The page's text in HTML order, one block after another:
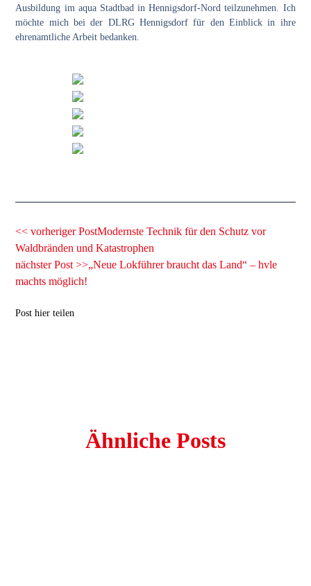
Ausbildung im aqua Stadtbadin Hennigsdorf-Nord teilzunehmen. Ich
möchte mich bei der DLRG Hennigsdorf für den Einblick in ihre
ehrenamtliche Arbeit bedanken.
<< vorheriger PostModernste Technik für den Schutz vor
Waldbränden und Katastrophen
nächster Post >>„Neue Lokführer braucht das Land“ – hvle
machts möglich!
Post hier teilen
Ähnliche Posts